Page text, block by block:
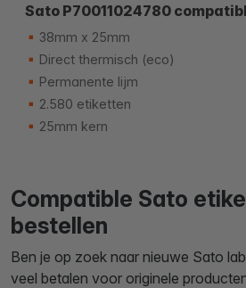
Sato P70011024780
38mm x 25mm
Direct thermisch (eco)
Permanente lijm
2.580 etiketten
25mm kern
Compatible Sato
bestellen
Ben je op zoek naar nieuwe Sato
veel betalen voor originele